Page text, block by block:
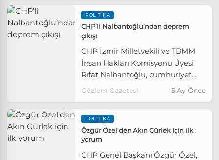
POLITIKA
CHP’li Nalbantoğlu’ndan deprem
çıkışı
CHP İzmir Milletvekili ve TBMM
İnsan Hakları Komisyonu Üyesi
Rıfat Nalbantoğlu, cumhuriyet
tarihimizin en yıkıcı afeti olan 6
gerçeğine karşın yeterince önlem
alınmadığı gerekçesiyle
hükümete tepki gösterdi.
Gözlem Gazetesi 5 Ay Önce
POLITIKA
Özgür Özel'den Akın Gürlek için ilk
yorum
CHP Genel Başkanı Özgür Özel,